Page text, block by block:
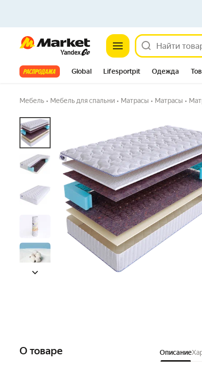
Market
Все хиты Global Lifesportpit Одежда
Мебель • Мебель для спальни • Матрасы • Матрасы •
Ширина: 60 см • Длина: 200 см
Ортопедический матрас SkySleep LIKE
кровать 70x175
9 купили 1 вопрос
О товаре Описание